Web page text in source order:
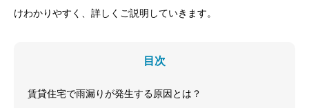
けわかりやすく、詳しくご説明していきます。
目次
賃貸住宅で雨漏りが発生する原因とは？